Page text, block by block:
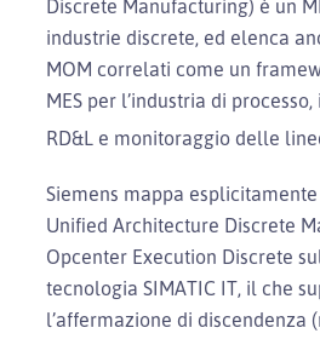
Discrete Manufacturing) è un
industrie discrete, ed elenca
MOM correlati come un
MES per l’industria di
RD&L e monitoraggio delle
Siemens mappa esplicitamente
Unified Architecture Discrete
Opcenter Execution Discrete
tecnologia SIMATIC IT, il che
l’affermazione di discendenza